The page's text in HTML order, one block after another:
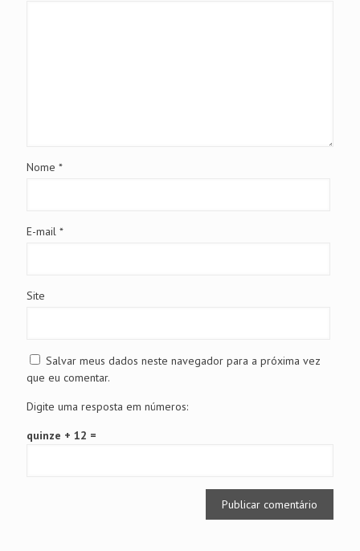
Nome *
E-mail *
Site
Salvar meus dados neste navegador para a próxima vez
que eu comentar.
Digite uma resposta em números:
quinze + 12 =